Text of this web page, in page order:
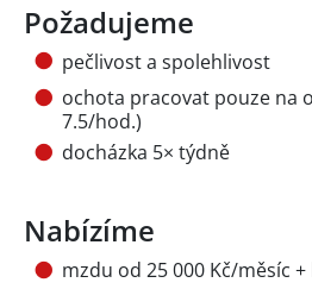
Požadujeme
pečlivost a spolehlivost
ochota pracovat pouze na
7.5/hod.)
docházka 5× týdně
Nabízíme
mzdu od 25 000 Kč/měsíc